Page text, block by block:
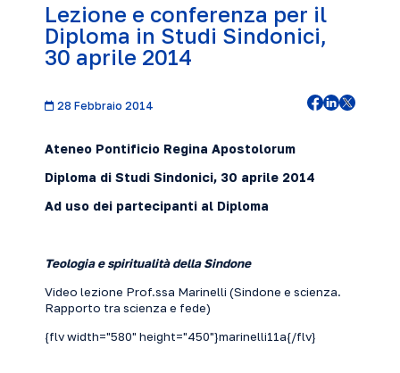
Lezione e conferenza per il
Diploma in Studi Sindonici,
30 aprile 2014
28 Febbraio 2014
Ateneo Pontificio Regina Apostolorum
Diploma di Studi Sindonici, 30 aprile 2014
Ad uso dei partecipanti al Diploma
Teologia e spiritualità della Sindone
Video lezione Prof.ssa Marinelli (Sindone e scienza.
Rapporto tra scienza e fede)
{flv width="580" height="450"}marinelli11a{/flv}